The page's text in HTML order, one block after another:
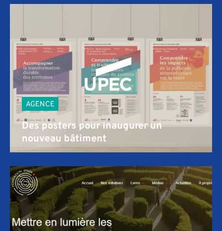
AGENCE
Des posters pour inaugurer un
nouveau bâtiment